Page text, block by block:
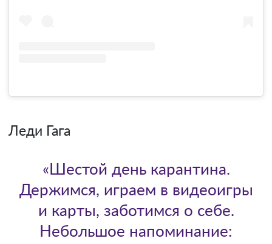
Леди Гага
«Шестой день карантина.
Держимся, играем в видеоигры
и карты, заботимся о себе.
Небольшое напоминание: